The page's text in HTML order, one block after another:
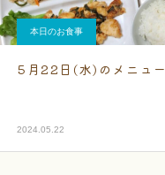
本日のお食事
5月22日(水)のメニュー
2024.05.22